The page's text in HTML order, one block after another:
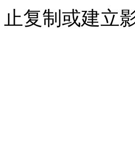
止复制或建立